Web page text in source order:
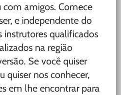
amigos. Comece
e independente do
instrutores qualificados
na região
Se você quiser
quiser nos conhecer,
em lhe encontrar para